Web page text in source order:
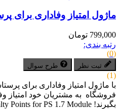
ماژول امتیاز وفاداری برای
799,000 تومان
رتبه بندی:
(0)
ثبت نظر طرح سوال
(1)
فروشگاه به مشتریان خود امتیاز